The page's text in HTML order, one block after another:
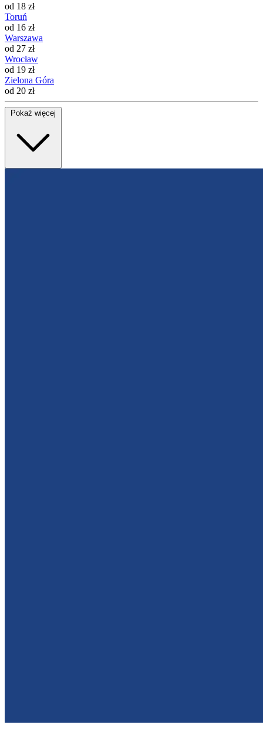
od 18 zł
Toruń
od 16 zł
Warszawa
od 27 zł
Wrocław
od 19 zł
Zielona Góra
od 20 zł